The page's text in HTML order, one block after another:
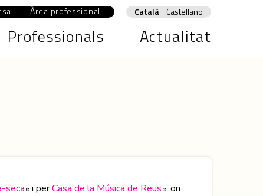
Àrea professional Abre en nueva ventana
Català Castellano
Professionals Actualitat
seca Abre en nueva ventana
i perCasa de la Música de Reus Abre en nueva ventana
, on